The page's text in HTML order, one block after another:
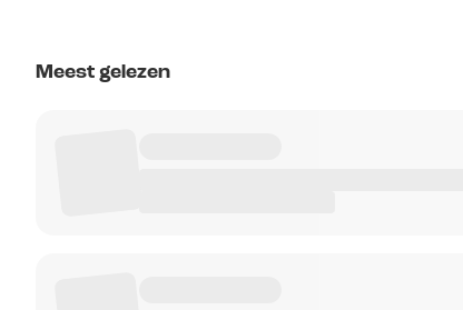
Meest gelezen